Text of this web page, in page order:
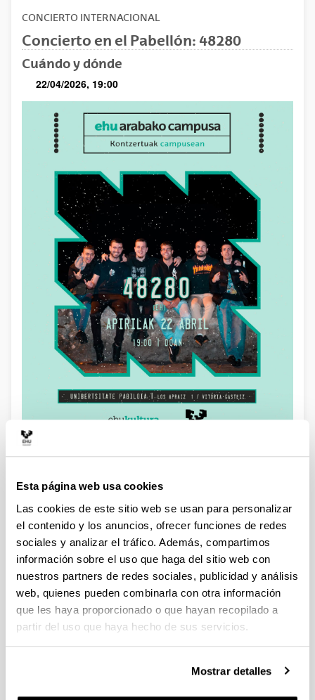
Esta página web usa cookies
Las cookies de este sitio web se usan para personalizar
el contenido y los anuncios, ofrecer funciones de redes
sociales y analizar el tráfico. Además, compartimos
información sobre el uso que haga del sitio web con
nuestros partners de redes sociales, publicidad y análisis
web, quienes pueden combinarla con otra información
que les haya proporcionado o que hayan recopilado a
partir del uso que haya hecho de sus servicios.
Mostrar detalles
CONCIERTO INTERNACIONAL
Concierto en el Pabellón: 48280
Cuándo y dónde
22/04/2026, 19:00
48280 es un proyecto musical nacido en Lekeitio, que une la
equipo. Formado por Blesz, Karzu, Lil, Ox, Ruizma y
TxoronBeats, el grupo tiene sus raíces en encuentros en
parques y con distintas cuadrillas del pueblo, donde
empezaron a generar un ambiente único a través del rap y
la música. Combina letras en euskera potentes, energía
callejera y espíritu de fiesta, siempre buscando ofrecer un
disfrute musical auténtico. 48280 propone una experiencia
cercana y directa, conecta con su público y persigue el
sueño de llevar su música popular y versátil lo más lejos
posible.